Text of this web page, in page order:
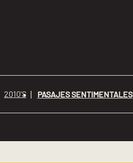
2010'S PASAJES SENTIMENTALES